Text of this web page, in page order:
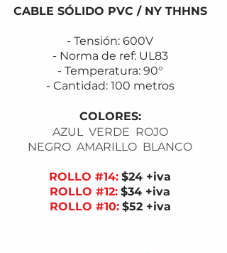
CABLE SÓLIDO PVC / NY THHNS
- Tensión: 600V
- Norma de ref: UL83
- Temperatura: 90°
- Cantidad: 100 metros
COLORES:
AZUL VERDE ROJO
NEGRO AMARILLO BLANCO
ROLLO #14: $24 +iva
ROLLO #12: $34 +iva
ROLLO #10: $52+iva